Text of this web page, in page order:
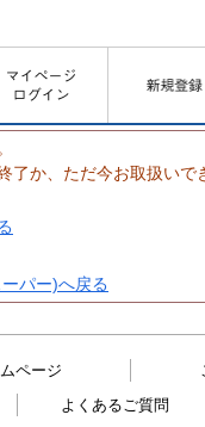
了か、ただ今お取扱いで
パー)へ戻る
ページ
よくあるご質問